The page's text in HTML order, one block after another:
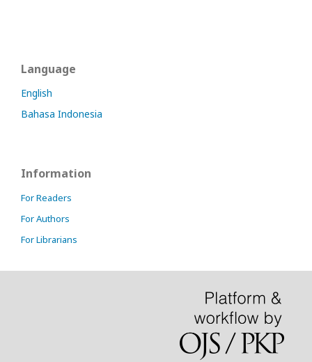
Language
English
Bahasa Indonesia
Information
For Readers
For Authors
For Librarians